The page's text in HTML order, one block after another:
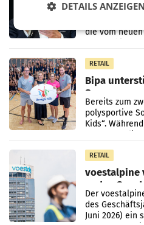
Mehrere
die vom neuen
RETAIL
Bipa
Bereits zum
polysportive
Kids“.
RETAIL
voestalpine
erstes
Der
des
Juni 2026) ein
DETAILS ANZEIGEN